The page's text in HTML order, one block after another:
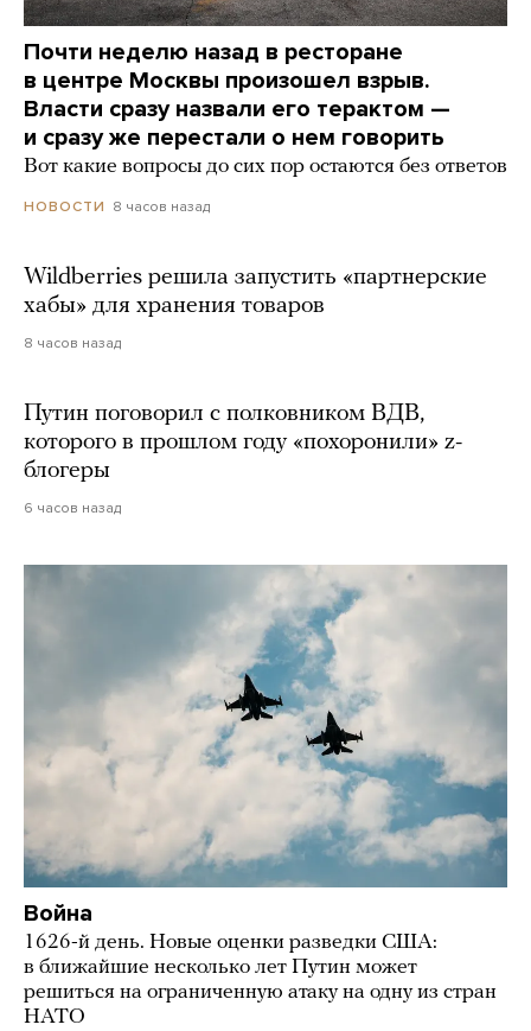
Почти неделю назад в ресторане
в центре Москвы произошел взрыв.
Власти сразу назвали его терактом —
и сразу же перестали о нем говорить
Вот какие вопросы до сих пор остаются без ответов
НОВОСТИ 8 часов назад
Wildberries решила запустить «партнерские
хабы» для хранения товаров
8 часов назад
Путин поговорил с полковником ВДВ,
которого в прошлом году «похоронили» z-
блогеры
6 часов назад
Война
1626-й день. Новые оценки разведки США:
в ближайшие несколько лет Путин может
решиться на ограниченную атаку на одну из стран
НАТО